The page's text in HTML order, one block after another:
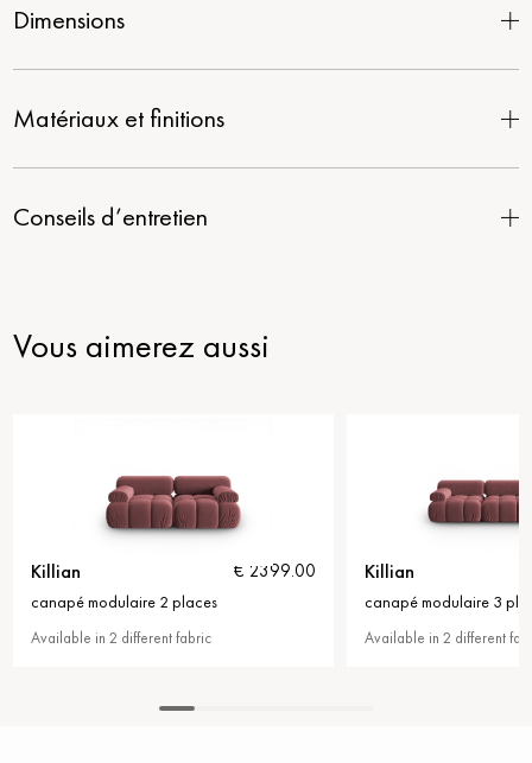
Dimensions
Matériaux et finitions
Conseils d’entretien
Vous aimerez aussi
€ 2399.00
fabric
Killian € 3699.00
canapé modulaire 3 places
Available in 2 different fabric